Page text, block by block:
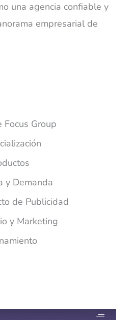
una agencia confiable y
empresarial de
Focus Group
y Demanda
de Publicidad
y Marketing